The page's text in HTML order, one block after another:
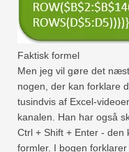
Faktisk formel
Men jeg vil gøre det
nogen, der kan forklare
tusindvis af Excel-
kanalen. Han har også
Ctrl + Shift + Enter - den
formler. I bogen